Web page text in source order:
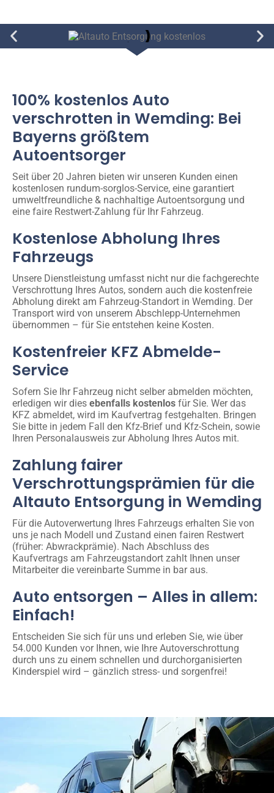
100% kostenlos Auto
verschrotten in Wemding: Bei
Bayerns größtem
Autoentsorger
Seit über 20 Jahren bieten wir unseren Kunden einen
kostenlosen rundum-sorglos-Service, eine garantiert
umweltfreundliche & nachhaltige Autoentsorgung und
eine faire Restwert-Zahlung für Ihr Fahrzeug.
Kostenlose Abholung Ihres
Fahrzeugs
Unsere Dienstleistung umfasst nicht nur die fachgerechte
Verschrottung Ihres Autos, sondern auch die kostenfreie
Abholung direkt am Fahrzeug-Standort in Wemding. Der
Transport wird von unserem Abschlepp-Unternehmen
übernommen – für Sie entstehen keine Kosten.
Kostenfreier KFZ Abmelde-
Service
Sofern Sie Ihr Fahrzeug nicht selber abmelden möchten,
erledigen wir dies ebenfalls kostenlos für Sie. Wer das
KFZ abmeldet, wird im Kaufvertrag festgehalten. Bringen
Sie bitte in jedem Fall den Kfz-Brief und Kfz-Schein, sowie
Ihren Personalausweis zur Abholung Ihres Autos mit.
Zahlung fairer
Verschrottungsprämien für die
Altauto Entsorgung in Wemding
Für die Autoverwertung Ihres Fahrzeugs erhalten Sie von
uns je nach Modell und Zustand einen fairen Restwert
(früher: Abwrackprämie). Nach Abschluss des
Kaufvertrags am Fahrzeugstandort zahlt Ihnen unser
Mitarbeiter die vereinbarte Summe in bar aus.
Auto entsorgen – Alles in allem:
Einfach!
Entscheiden Sie sich für uns und erleben Sie, wie über
54.000 Kunden vor Ihnen, wie Ihre Autoverschrottung
durch uns zu einem schnellen und durchorganisierten
Kinderspiel wird – gänzlich stress- und sorgenfrei!